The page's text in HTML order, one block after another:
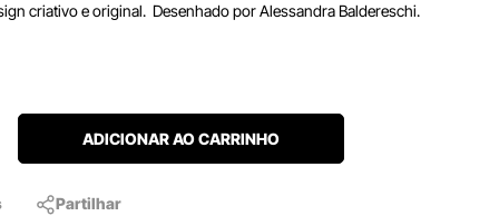
criativo e original. Desenhado por Alessandra Baldereschi.
ADICIONAR AO CARRINHO
Partilhar